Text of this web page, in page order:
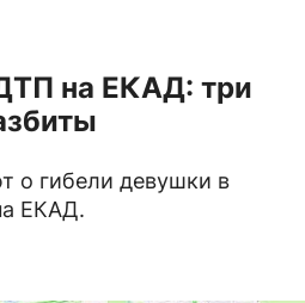
на ЕКАД: три
о гибели девушки в
ЕКАД.